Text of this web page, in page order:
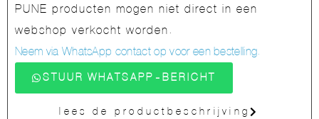
PUNE producten mogen niet direct in een
webshop verkocht worden.
Neem via WhatsApp contact op voor een bestelling.
STUUR WHATSAPP-BERICHT
lees de productbeschrijving